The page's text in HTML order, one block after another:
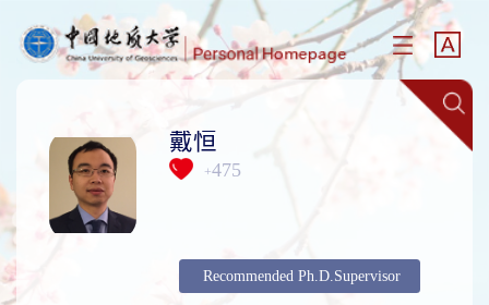
戴恒
+475
Recommended Ph.D.Supervisor